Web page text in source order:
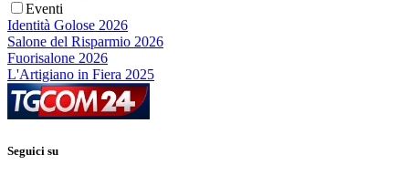
Eventi
Identità Golose 2026
Salone del Risparmio 2026
Fuorisalone 2026
L'Artigiano in Fiera 2025
Seguici su